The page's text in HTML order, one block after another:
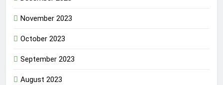
November 2023
October 2023
September 2023
August 2023